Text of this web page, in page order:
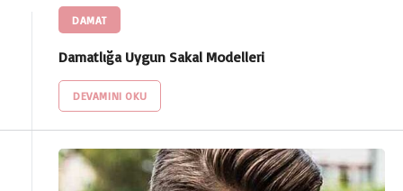
DAMAT
Damatlığa Uygun Sakal Modelleri
DEVAMINI OKU